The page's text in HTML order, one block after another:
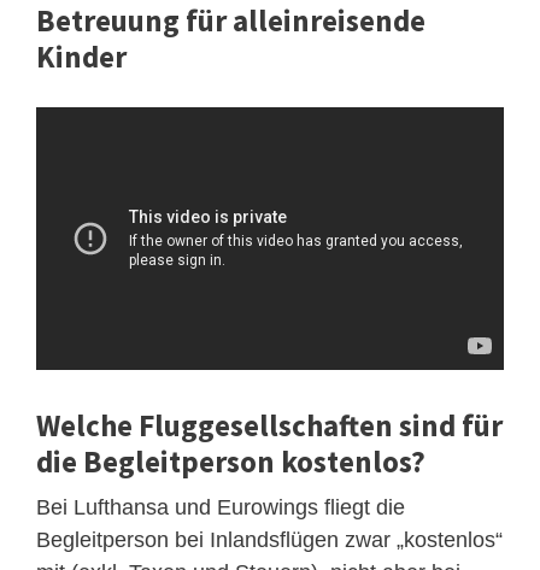
Betreuung für alleinreisende
Kinder
Welche Fluggesellschaften sind für
die Begleitperson kostenlos?
Bei Lufthansa und Eurowings fliegt die
Begleitperson bei Inlandsflügen zwar „kostenlos“